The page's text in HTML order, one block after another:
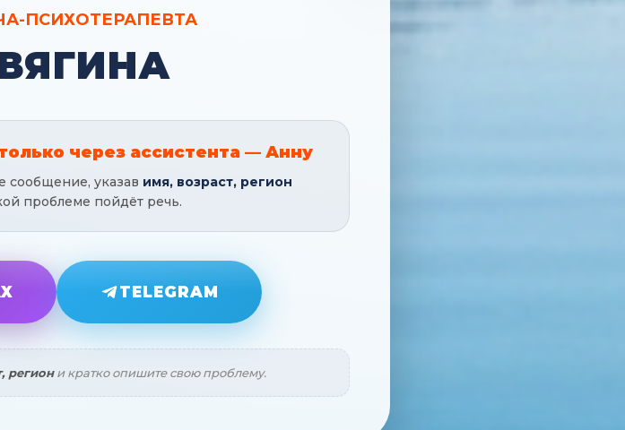
ПСИХОТЕРАПЕВТА
через ассистента — Анну
сообщение, указав имя, возраст, регион
проблеме пойдёт речь.
TELEGRAM
региони кратко опишите свою проблему.